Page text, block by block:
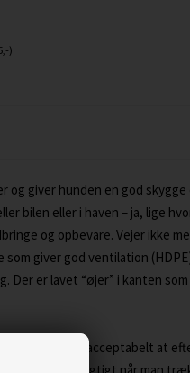
)
og giver hunden en god
bilen eller i haven – ja, lige
og opbevare. Vejer ikke
giver god ventilation
Der er lavet “øjer” i kanten
er det ikke acceptabelt at